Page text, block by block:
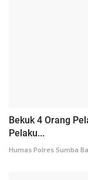
Bekuk 4 Orang
Pelaku...
Humas Polres Sumba